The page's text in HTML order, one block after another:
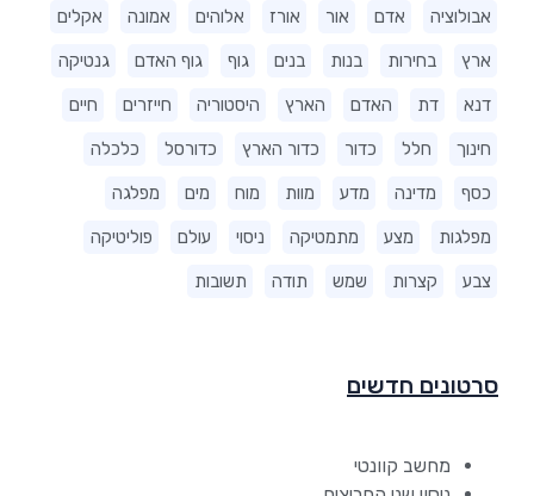
אבולוציה אדם אור אורז אלוהים אמונה אקלים
ארץ בחירות בנות בנים גוף גוף האדם גנטיקה
דנא דת האדם הארץ היסטוריה חייזרים חיים
חינוך חלל כדור כדור הארץ כדורסל כלכלה
כסף מדינה מדע מוות מוח מים מפלגה
מפלגות מצע מתמטיקה ניסוי עולם פוליטיקה
צבע קצרות שמש תודה תשובות
סרטונים חדשים
מחשב קוונטי